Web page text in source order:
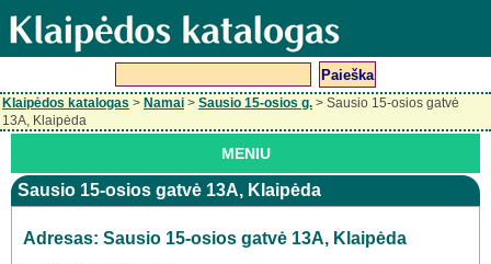
Klaipėdos katalogas > Namai > Sausio 15-osios g. > Sausio 15-osios gatvė
13A, Klaipėda
MENIU
Sausio 15-osios gatvė 13A, Klaipėda
Adresas: Sausio 15-osios gatvė 13A, Klaipėda